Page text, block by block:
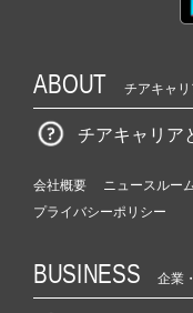
ABOUT チアキャ
チアキャリア
会社概要 ニュースルー
プライバシーポリシー
BUSINESS 企業